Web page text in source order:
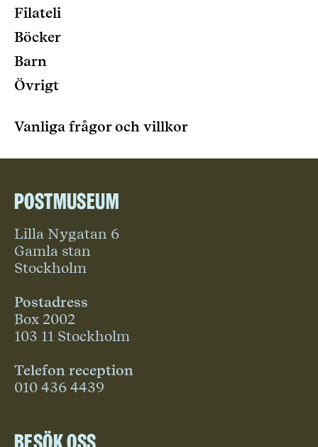
Filateli
Böcker
Barn
Övrigt
Vanliga frågor och villkor
Postmuseum
Lilla Nygatan 6
Gamla stan
Stockholm
Postadress
Box 2002
103 11 Stockholm
Telefon reception
010 436 4439
Besök oss